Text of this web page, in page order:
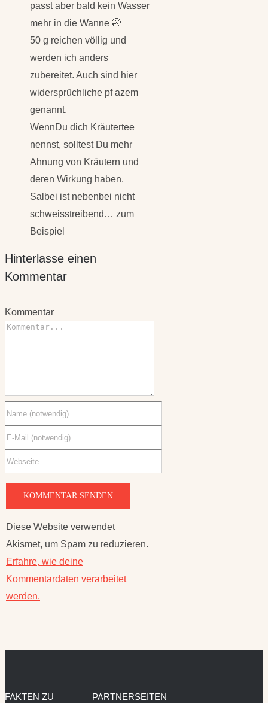
passt aber bald kein Wasser
mehr in die Wanne 🤭
50 g reichen völlig und
werden ich anders
zubereitet. Auch sind hier
widersprüchliche pf azem
genannt.
WennDu dich Kräutertee
nennst, solltest Du mehr
Ahnung von Kräutern und
deren Wirkung haben.
Salbei ist nebenbei nicht
schweisstreibend… zum
Beispiel
Hinterlasse einen
Kommentar
Kommentar
Diese Website verwendet
Akismet, um Spam zu reduzieren.
Erfahre, wie deine
Kommentardaten verarbeitet
werden.
FAKTEN ZU
PARTNERSEITEN